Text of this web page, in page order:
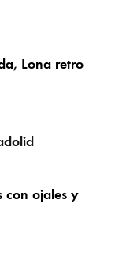
, Lona retro
con ojales y